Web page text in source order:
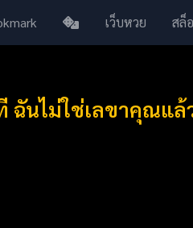
เว็บหวย สล็
ฉันไม่ใช่เลขาคุณ